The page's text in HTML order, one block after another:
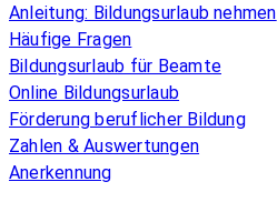
Anleitung: Bildungsurlaub nehmen
Häufige Fragen
Bildungsurlaub für Beamte
Online Bildungsurlaub
Förderung beruflicher Bildung
Zahlen & Auswertungen
Anerkennung